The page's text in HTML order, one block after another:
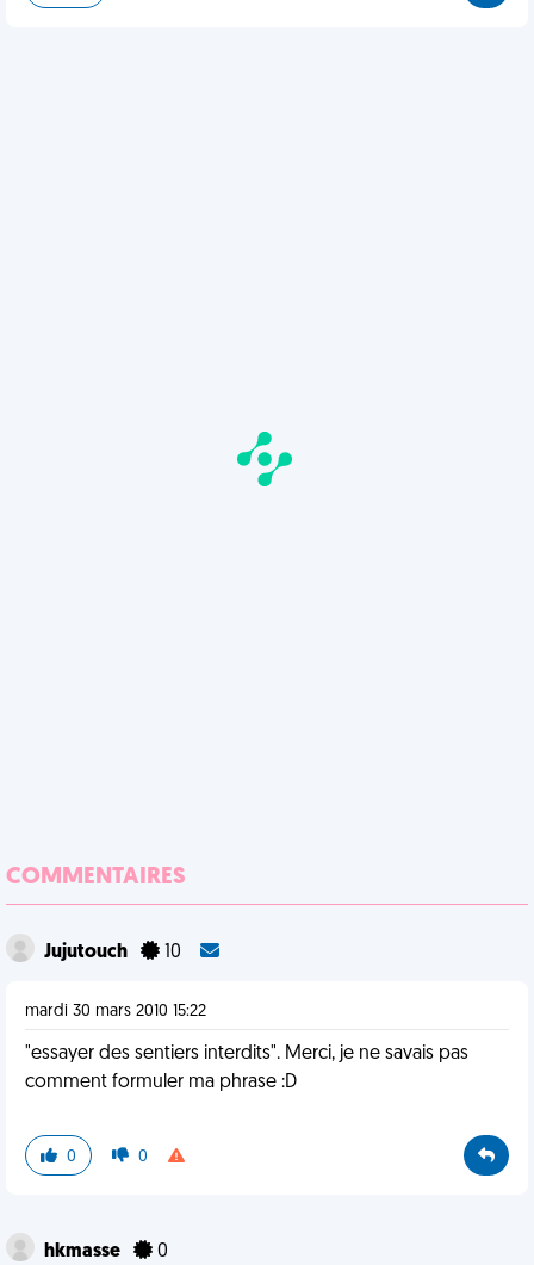
COMMENTAIRES
Jujutouch 10
mardi 30 mars 2010 15:22
"essayer des sentiers interdits". Merci, je ne savais pas
comment formuler ma phrase :D
0 0
hkmasse 0